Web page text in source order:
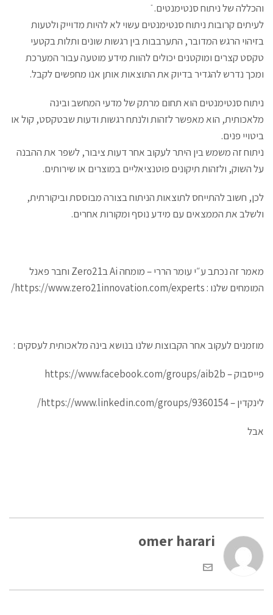
והכללה של ניתוח סנטימנטים. ֿ
לעיתים קרובות ניתוח סנטימנטים עשוי לא להיות מדוייק ולטעות
בזיהוי הרגש המדובר, התערבבות בין רגשות שונים ותלות בקטעי
טקסט קצרים ומוקטנים יכולים להוות מידע מוטעה עבור המערכת
ומכך נדרש להגדיר בדיוק את התוצאות אותן אנו מחפשים לקבל.
ניתוח סנטימנטים הוא תחום מרתק של מדעי המחשב ובינה
מלאכותית, הוא מאפשר לזהות ולנתח רגשות ודעות שבטקסט, קול או
ביטויי פנים.
ניתוח זה משמש בין היתר לעקוב אחר דעות ציבור, לשפר את ההבנה
על השוק, ולזהות תיקונים פוטנציאליים במוצרים או שירותים.
לכן, חשוב להתייחס לתוצאות הניתוח בצורה מבוססת וביקורתית,
ולשלב את הממצאים עם מידע נוסף ומקורות אחרים.
מאמר זה נכתב ע״י עומר הררי – מומחה Ai בZero21 וחבר פאנל
המומחים שלנו : https://www.zero21innovation.com/experts
/
מוזמנים לעקוב אחר הקבוצות שלנו בנושא בינה מלאכותית לעסקים :
פייסבוק –https://www.facebook.com/groups/aib2b
לינקדין –https://www.linkedin.com/groups/9360154/
אבל
omer harari